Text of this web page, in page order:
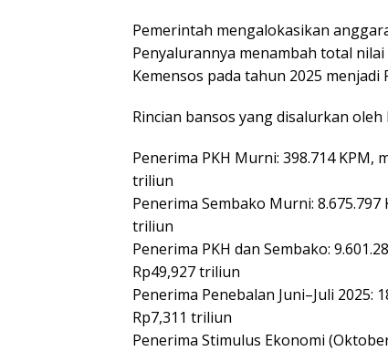
Pemerintah mengalokasikan
Penyalurannya menambah total
Kemensos pada tahun 2025 menjadi
Rincian bansos yang disalurkan oleh
Penerima PKH Murni: 398.714
triliun
Penerima Sembako Murni:
triliun
Penerima PKH dan Sembako:
Rp49,927 triliun
Penerima Penebalan Juni–Juli 2025:
Rp7,311 triliun
Penerima Stimulus Ekonomi